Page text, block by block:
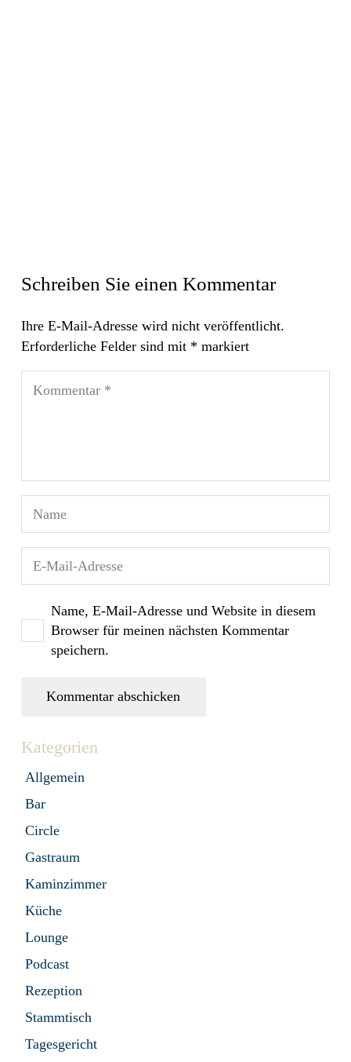
Schreiben Sie einen Kommentar
Ihre E-Mail-Adresse wird nicht veröffentlicht.
Erforderliche Felder sind mit * markiert
Name, E-Mail-Adresse und Website in diesem
Browser für meinen nächsten Kommentar
speichern.
Kommentar abschicken
Kategorien
Allgemein
Bar
Circle
Gastraum
Kaminzimmer
Küche
Lounge
Podcast
Rezeption
Stammtisch
Tagesgericht